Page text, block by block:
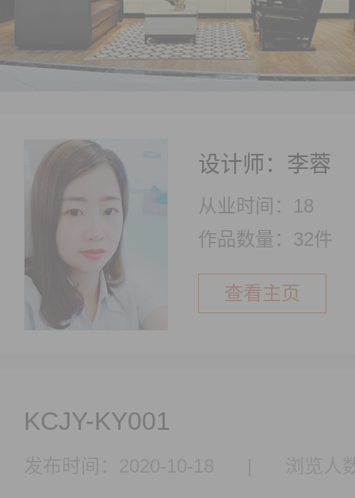
设计师：李蓉
从业时间：18
作品数量：32件
查看主页
KCJY-KY001